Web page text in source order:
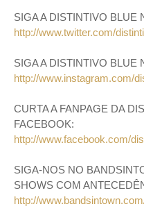
SIGA A DISTINTIVO BLUE
http://www.twitter.com/
SIGA A DISTINTIVO BLUE
http://www.instagram.com/
CURTA A FANPAGE DA
FACEBOOK:
http://www.facebook.com/
SIGA-NOS NO
SHOWS COM
http://